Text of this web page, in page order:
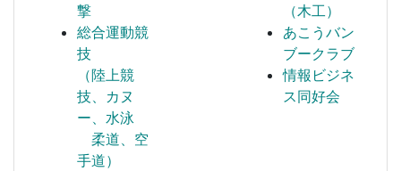
撃
総合運動競
技
（陸上競
技、カヌ
ー、水泳
柔道、空
手道）
（木工）
あこうバン
ブークラブ
情報ビジネ
ス同好会